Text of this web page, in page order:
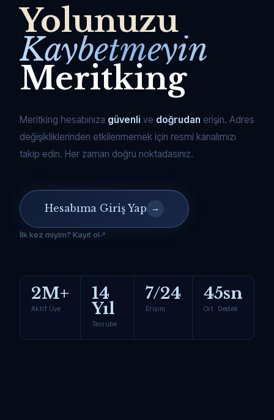
Yolunuzu
Kaybetmeyin
Meritking
Meritking hesabınıza güvenli ve doğrudan erişin. Adres
değişikliklerinden etkilenmemek için resmi kanalımızı
takip edin. Her zaman doğru noktadasınız.
Hesabıma Giriş Yap →
İlk kez miyim? Kayıt ol
2M+
Aktif Üye
14
Yıl
Tecrübe
7/24
Erişim
45sn
Ort. Destek